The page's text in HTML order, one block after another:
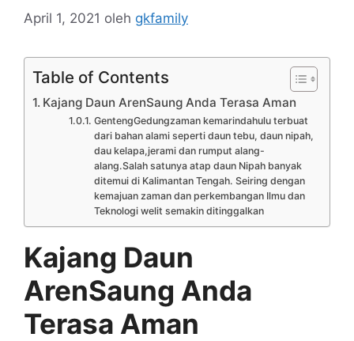
April 1, 2021 oleh gkfamily
Table of Contents
Kajang Daun ArenSaung Anda Terasa Aman
GentengGedungzaman kemarindahulu terbuat
dari bahan alami seperti daun tebu, daun nipah,
dau kelapa,jerami dan rumput alang-
alang.Salah satunya atap daun Nipah banyak
ditemui di Kalimantan Tengah. Seiring dengan
kemajuan zaman dan perkembangan Ilmu dan
Teknologi welit semakin ditinggalkan
Kajang Daun
ArenSaung Anda
Terasa Aman